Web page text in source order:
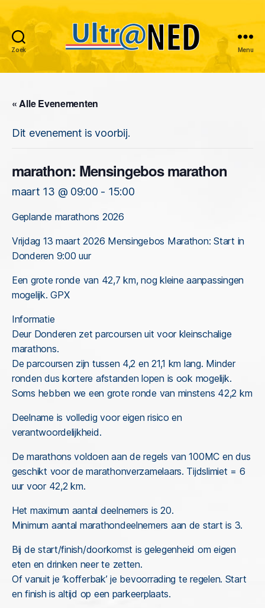
Zoek
Ultraned
Menu
« Alle Evenementen
Dit evenement is voorbij.
marathon: Mensingebos marathon
maart 13 @ 09:00 - 15:00
Geplande marathons 2026
Vrijdag 13 maart 2026 Mensingebos Marathon: Start in
Donderen 9:00 uur
Een grote ronde van 42,7 km, nog kleine aanpassingen
mogelijk. GPX
Informatie
Deur Donderen zet parcoursen uit voor kleinschalige
marathons.
De parcoursen zijn tussen 4,2 en 21,1 km lang. Minder
ronden dus kortere afstanden lopen is ook mogelijk.
Soms hebben we een grote ronde van minstens 42,2 km
Deelname is volledig voor eigen risico en
verantwoordelijkheid.
De marathons voldoen aan de regels van 100MC en dus
geschikt voor de marathonverzamelaars. Tijdslimiet = 6
uur voor 42,2 km.
Het maximum aantal deelnemers is 20.
Minimum aantal marathondeelnemers aan de start is 3.
Bij de start/finish/doorkomst is gelegenheid om eigen
eten en drinken neer te zetten.
Of vanuit je ‘kofferbak’ je bevoorrading te regelen. Start
en finish is altijd op een parkeerplaats.